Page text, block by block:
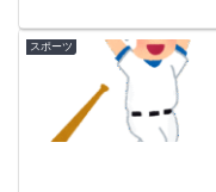
スポーツ